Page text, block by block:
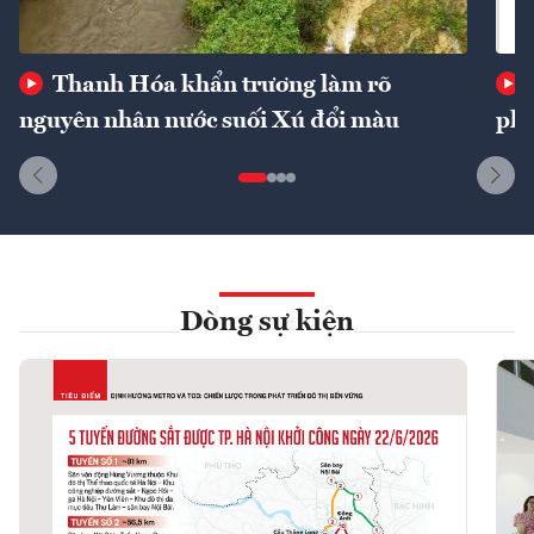
Thanh Hóa khẩn trương làm rõ
nguyên nhân nước suối Xú đổi màu
phí
Dòng sự kiện